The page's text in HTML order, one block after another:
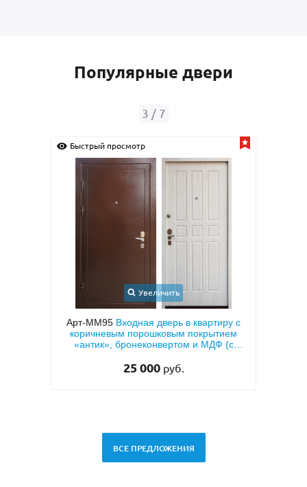
Популярные двери
4 / 7
Быстрый просмотр
Увеличить
Арт-ММ188 Входная теплоизоляционная
дверь с коричневыми плитами МДФ с
двух сторон, с узким стеклом и ковкой
51 000 руб.
ВСЕ ПРЕДЛОЖЕНИЯ